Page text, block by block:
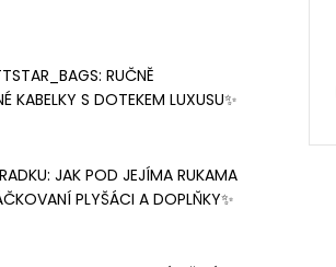
RUČNĚ
KABELKY S DOTEKEM LUXUSU✨
JAK POD JEJÍMA RUKAMA
PLYŠÁCI A DOPLŇKY✨